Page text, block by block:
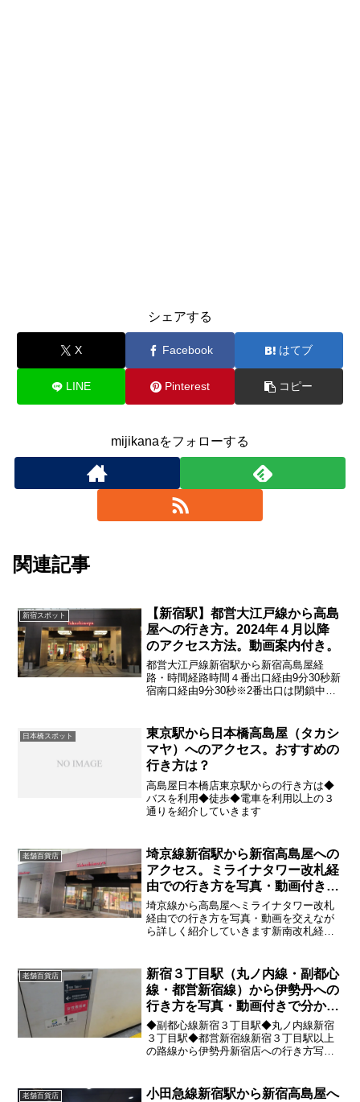
シェアする
X Facebook はてブ
LINE Pinterest コピー
mijikanaをフォローする
関連記事
新宿スポット
【新宿駅】都営大江戸線から高島
屋への行き方。2024年４月以降
のアクセス方法。動画案内付き。
都営大江戸線新宿駅から新宿高島屋経
路・時間経路時間４番出口経由9分30秒新
宿南口経由9分30秒※2番出口は閉鎖中で
日本橋スポット
東京駅から日本橋高島屋（タカシ
マヤ）へのアクセス。おすすめの
行き方は？
高島屋日本橋店東京駅からの行き方は◆
バスを利用◆徒歩◆電車を利用以上の３
通りを紹介していきます
老舗百貨店
埼京線新宿駅から新宿高島屋への
アクセス。ミライナタワー改札経
由での行き方を写真・動画付きで
分かりやすく解説！
埼京線から高島屋へミライナタワー改札
経由での行き方を写真・動画を交えなが
ら詳しく紹介していきます新南改札経由
老舗百貨店
新宿３丁目駅（丸ノ内線・副都心
線・都営新宿線）から伊勢丹への
行き方を写真・動画付きで分かり
やすく解説！
◆副都心線新宿３丁目駅◆丸ノ内線新宿
３丁目駅◆都営新宿線新宿３丁目駅以上
の路線から伊勢丹新宿店への行き方写
老舗百貨店
小田急線新宿駅から新宿高島屋へ